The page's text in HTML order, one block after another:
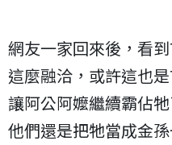
網友一家回來後，看
這麼融洽，或許這也
讓阿公阿嬤繼續霸佔
他們還是把牠當成金